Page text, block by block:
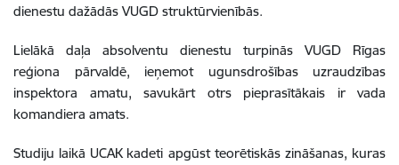
dienestu dažādās VUGD struktūrvienībās.
Lielākā daļa absolventu dienestu turpinās VUGD Rīgas
reģiona pārvaldē, ieņemot ugunsdrošības uzraudzības
inspektora amatu, savukārt otrs pieprasītākais ir vada
komandiera amats.
Studiju laikā UCAK kadeti apgūst teorētiskās zināšanas, kuras